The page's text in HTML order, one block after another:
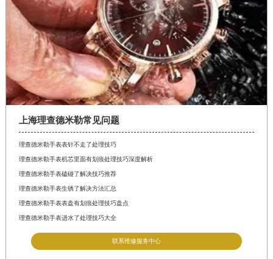
上海理查德米勒常见问题
理查德米勒手表表针不走了处理技巧
理查德米勒手表机芯里面有划痕处理技巧深度解析
理查德米勒手表磕碰了解决技巧推荐
理查德米勒手表生锈了解决方法汇总
理查德米勒手表表盘有划痕处理技巧盘点
理查德米勒手表进水了处理技巧大全
联系维修服务中心